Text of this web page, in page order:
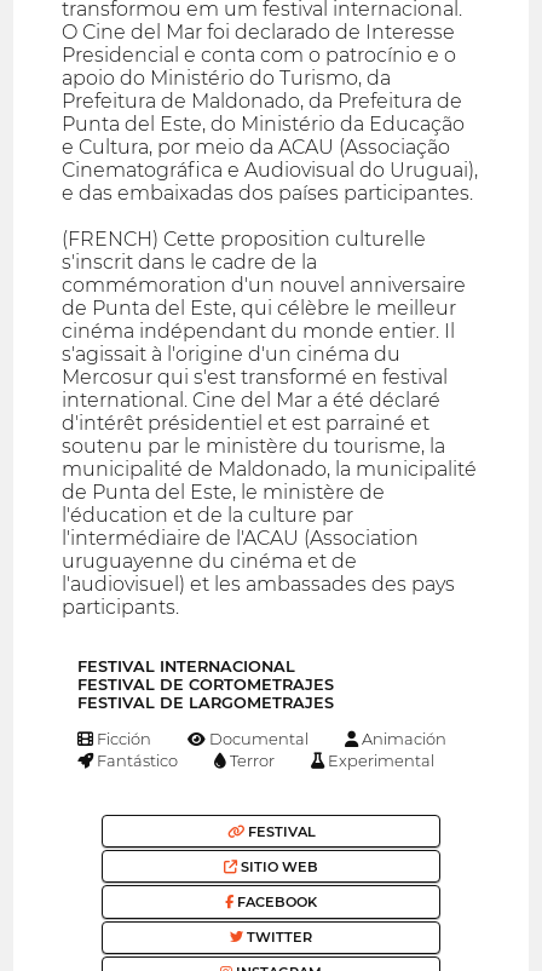
transformou em um festival internacional.
O Cine del Mar foi declarado de Interesse
Presidencial e conta com o patrocínio e o
apoio do Ministério do Turismo, da
Prefeitura de Maldonado, da Prefeitura de
Punta del Este, do Ministério da Educação
e Cultura, por meio da ACAU (Associação
Cinematográfica e Audiovisual do Uruguai),
e das embaixadas dos países participantes.
(FRENCH) Cette proposition culturelle
s'inscrit dans le cadre de la
commémoration d'un nouvel anniversaire
de Punta del Este, qui célèbre le meilleur
cinéma indépendant du monde entier. Il
s'agissait à l'origine d'un cinéma du
Mercosur qui s'est transformé en festival
international. Cine del Mar a été déclaré
d'intérêt présidentiel et est parrainé et
soutenu par le ministère du tourisme, la
municipalité de Maldonado, la municipalité
de Punta del Este, le ministère de
l'éducation et de la culture par
l'intermédiaire de l'ACAU (Association
uruguayenne du cinéma et de
l'audiovisuel) et les ambassades des pays
participants.
FESTIVAL INTERNACIONAL
FESTIVAL DE CORTOMETRAJES
FESTIVAL DE LARGOMETRAJES
Ficción Documental
Animación
Fantástico
Terror Experimental
FESTIVAL
SITIO WEB
FACEBOOK
TWITTER